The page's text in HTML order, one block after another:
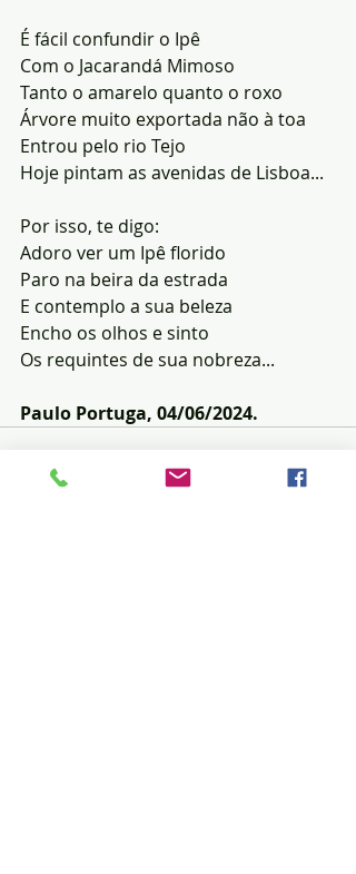
É fácil confundir o Ipê
Com o Jacarandá Mimoso
Tanto o amarelo quanto o roxo
Árvore muito exportada não à toa
Entrou pelo rio Tejo
Hoje pintam as avenidas de Lisboa...
Por isso, te digo:
Adoro ver um Ipê florido
Paro na beira da estrada
E contemplo a sua beleza
Encho os olhos e sinto
Os requintes de sua nobreza...
Paulo Portuga, 04/06/2024.